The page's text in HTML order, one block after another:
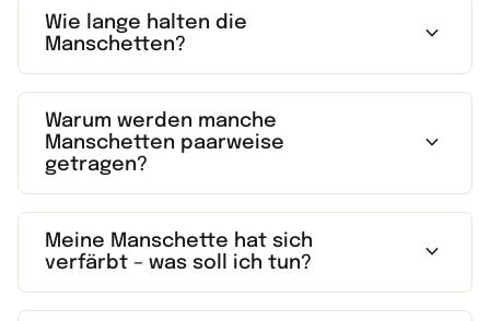
Wie lange halten die
Manschetten?
expand_more
Warum werden manche
Manschetten paarweise
getragen?
expand_more
Meine Manschette hat sich
verfärbt – was soll ich tun?
expand_more